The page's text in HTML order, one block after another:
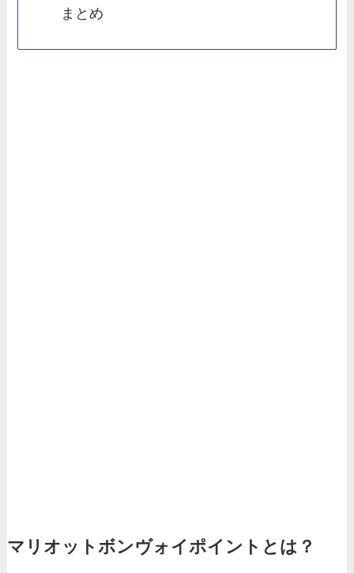
まとめ
マリオットボンヴォイポイントとは？